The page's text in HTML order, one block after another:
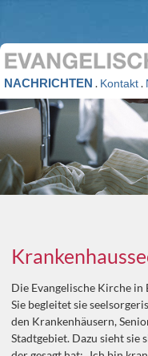
NACHRICHTEN . Kontakt.
Die Evangelische Kirche in
Sie begleitet sie
den Krankenhäusern,
Stadtgebiet. Dazu sieht sie